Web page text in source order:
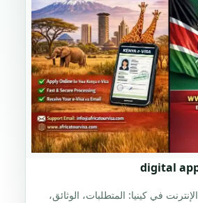
في كينيا: المتطلبات، الوثائق،